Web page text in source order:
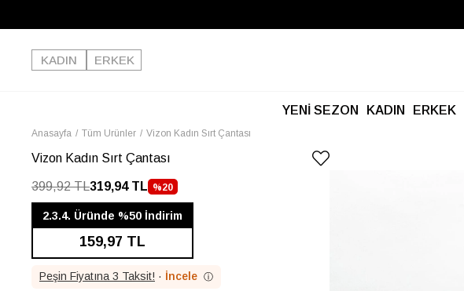
KADIN
ERKEK
YENİ SEZON KADIN ERKEK
Anasayfa Tüm Ürünler Vizon Kadın Sırt Çantası
Vizon Kadın Sırt Çantası
399,92 TL319,94 TL %20
İNDIRIM
2.3.4. Üründe %50 İndirim
159,97 TL
Peşin Fiyatına 3 Taksit! · İncele ⓘ